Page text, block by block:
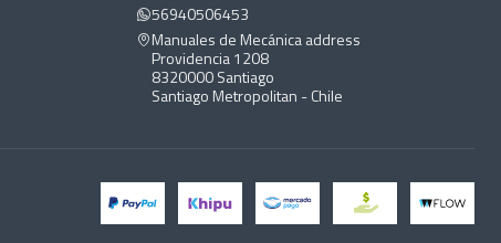
56940506453
Manuales de Mecánica address
Providencia 1208
8320000 Santiago
Santiago Metropolitan - Chile